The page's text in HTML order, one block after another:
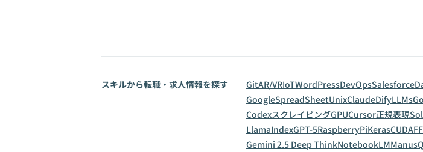
スキルから転職・求人情報を探す GitAR/VRIoTWordPressDevOpsSalesforce
GoogleSpreadSheetUnixClaudeDifyLLMs
CodexスクレイピングGPUCursor正規表現
LlamaIndexGPT-5RaspberryPiKerasCUDA
Gemini 2.5 Deep ThinkNotebookLMManus